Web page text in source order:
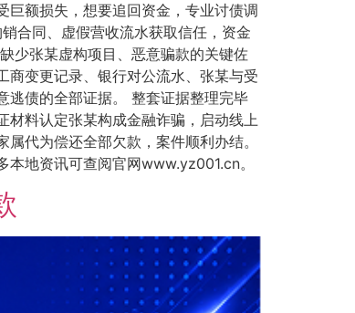
巨额损失，想要追回资金，专业讨债调
合同、虚假营收流水获取信任，资金
少张某虚构项目、恶意骗款的关键佐
商变更记录、银行对公流水、张某与受
逃债的全部证据。 整套证据整理完毕
材料认定张某构成金融诈骗，启动线上
代为偿还全部欠款，案件顺利办结。
地资讯可查阅官网www.yz001.cn。